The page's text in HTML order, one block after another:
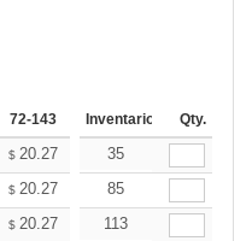
72-143 144-287 288 +
Inventario Qty.
$ 20.27 20.05
35
$ 20.27 20.05
85
$ 20.27 20.05
113